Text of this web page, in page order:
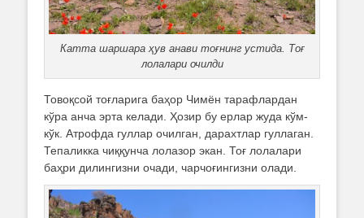
Катта шаршара ҳув анави тоғнинг устида. Тоғ
лолалари очилди
Товоқсой тоғларига баҳор Чимён тарафлардан
кўра анча эрта келади. Ҳозир бу ерлар жуда кўм-
кўк. Атрофда гуллар очилган, дарахтлар гуллаган.
Тепаликка чиққунча лолазор экан. Тоғ лолалари
баҳри дилингизни очади, чарчоғингизни олади.